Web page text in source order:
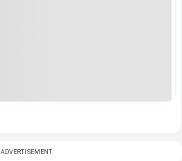
ADVERTISEMENT